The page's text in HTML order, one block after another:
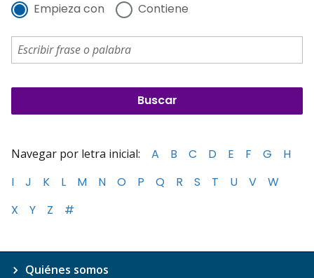
Empieza con Contiene
Navegar por letra inicial: A B C D E F G
H
I
J K L M N O P Q R S T U V
W
X
Y Z #
Quiénes somos